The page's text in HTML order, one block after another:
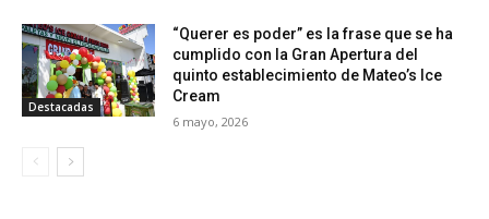
Destacadas
“Querer es poder” es la frase que se ha
cumplido con la Gran Apertura del
quinto establecimiento de Mateo’s Ice
Cream
6 mayo, 2026